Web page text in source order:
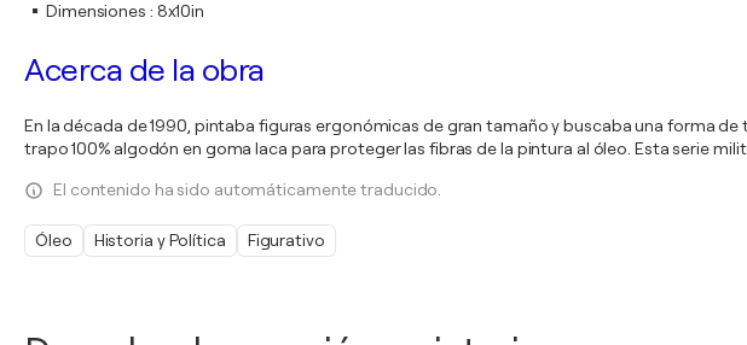
Dimensiones : 8x10in
Acerca de la obra
En la década de 1990, pintaba figuras ergonómicas de gran tamaño y buscaba una forma
trapo 100% algodón en goma laca para proteger las fibras de la pintura al óleo. Esta serie
El contenido ha sido automáticamente traducido.
Óleo Historia y Política Figurativo